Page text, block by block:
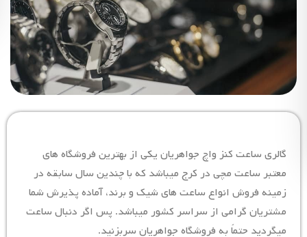
گالری ساعت کنز واچ جواهریان یکی از بهترین فروشگاه های
معتبر ساعت مچی در کرج میباشد که با چندین سال سابقه در
زمینه فروش انواع ساعت های شیک و برند، آماده پذیرش شما
مشتریان گرامی از سراسر کشور میباشد. پس اگر دنبال ساعت
میگردید حتماً به فروشگاه جواهریان سربزنید.